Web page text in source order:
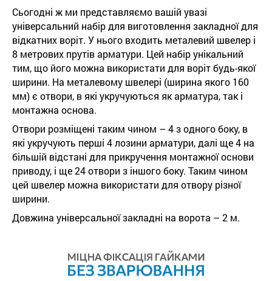
Сьогодні ж ми представляємо вашій увазі
універсальний набір для виготовлення закладної для
відкатних воріт. У нього входить металевий швелер і
8 метрових прутів арматури. Цей набір унікальний
тим, що його можна використати для воріт будь-якої
ширини. На металевому швелері (ширина якого 160
мм) є отвори, в які укручуються як арматура, так і
монтажна основа.
Отвори розміщені таким чином – 4 з одного боку, в
які укручують перші 4 лозини арматури, далі ще 4 на
більшій відстані для прикручення монтажної основи
приводу, і ще 24 отвори з іншого боку. Таким чином
цей швелер можна використати для отвору різної
ширини.
Довжина універсальної закладні на ворота – 2 м.